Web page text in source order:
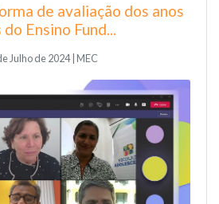
de avaliação dos anos
Ensino Fund...
Julho de 2024 | MEC